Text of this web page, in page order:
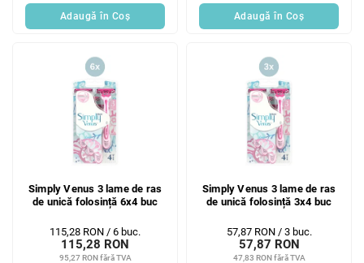
Adaugă în Coş Adaugă în Coş
Simply Venus 3 lame de ras
de unică folosință 6x4 buc
95,27 RON fără TVA
115,28 RON
Evaluare
preţ:
115,28 RON / 6 buc.
Simply Venus 3 lame de ras
de unică folosință 3x4 buc
47,83 RON fără TVA
57,87 RON
Evaluare
preţ:
57,87 RON / 3 buc.